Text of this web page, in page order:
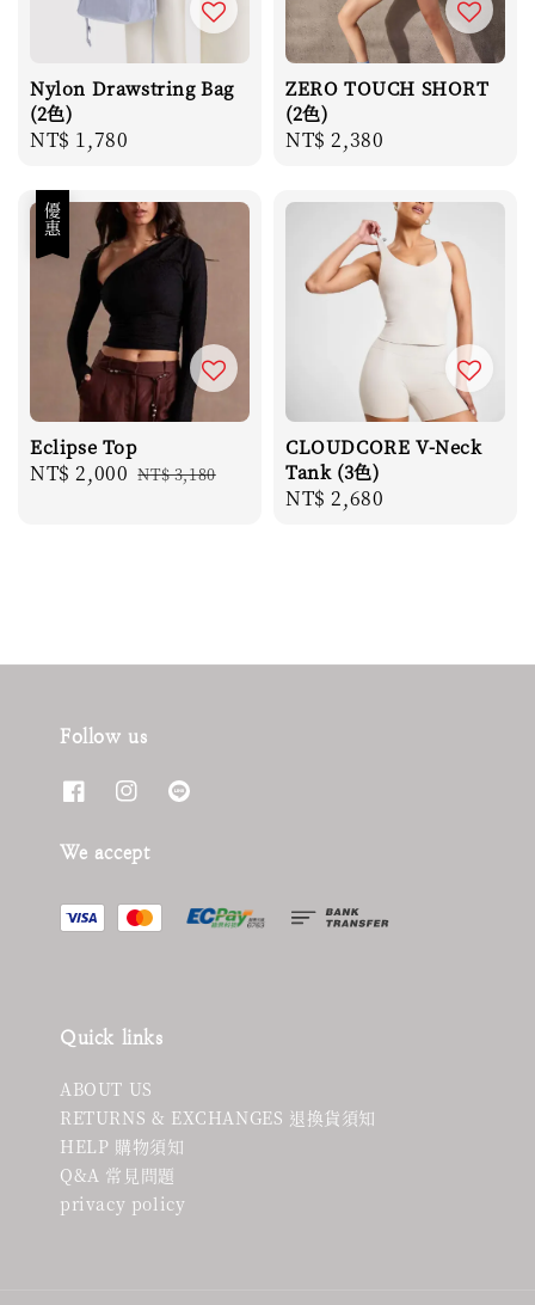
Nylon Drawstring Bag
(2色)
Regular
NT$ 1,780
ZERO TOUCH SHORT
(2色)
Regular
NT$ 2,380
優惠
Eclipse Top
Sale
NT$ 2,000 Regular
NT$ 3,180
CLOUDCORE V-Neck
Tank (3色)
Regular
NT$ 2,680
Follow us
We accept
Quick links
ABOUT US
RETURNS & EXCHANGES 退換貨須知
HELP 購物須知
Q&A 常見問題
privacy policy